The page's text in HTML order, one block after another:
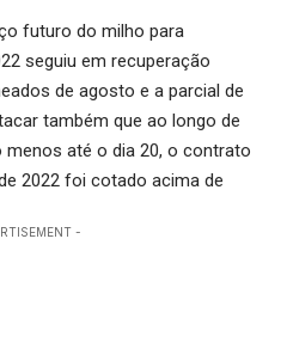
futuro do milho para
seguiu em recuperação
de agosto e a parcial de
também que ao longo de
até o dia 20, o contrato
2022 foi cotado acima de
-